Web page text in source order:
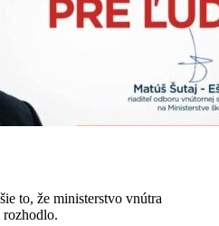
to, že ministerstvo vnútra
rozhodlo.